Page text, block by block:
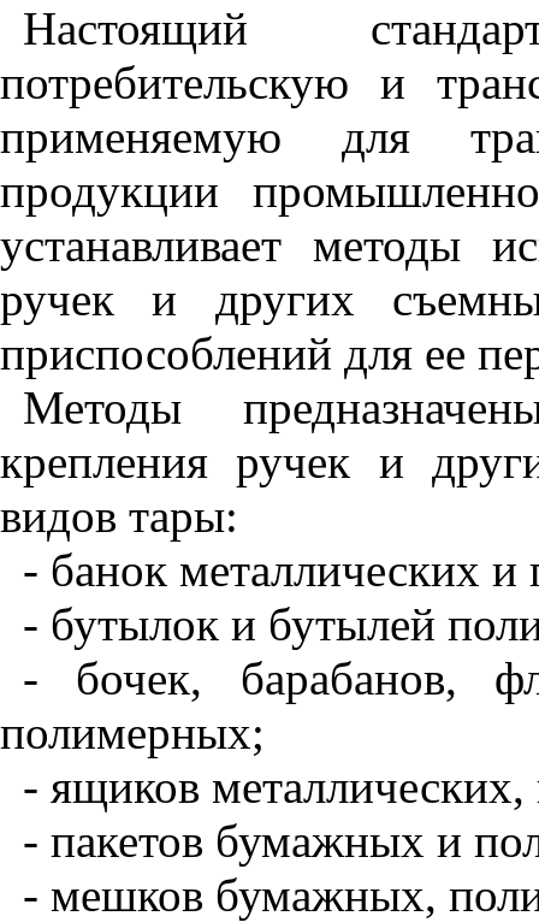
Настоящий
потребительскую и
применяемую для
продукции
устанавливает методы
ручек и других
приспособлений для ее
Методы
крепления ручек и
видов тары:
- банок металлических
- бутылок и бутылей
- бочек, барабанов,
полимерных;
- ящиков
- пакетов бумажных и
- мешков бумажных,